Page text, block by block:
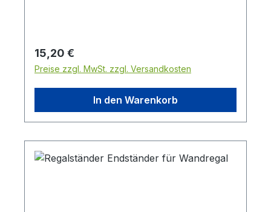
Regulärer Preis:
15,20 €
Preise zzgl. MwSt. zzgl. Versandkosten
In den Warenkorb